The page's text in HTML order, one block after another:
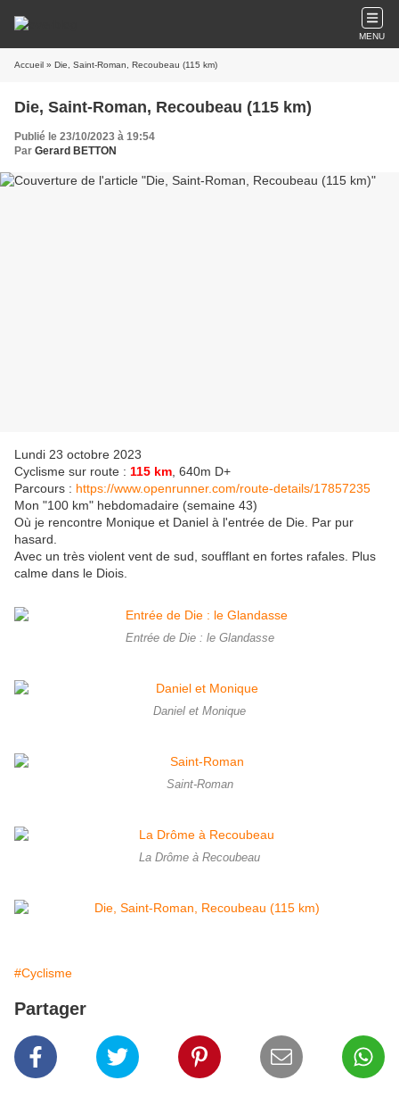
MENU
Accueil » Die, Saint-Roman, Recoubeau (115 km)
Die, Saint-Roman, Recoubeau (115 km)
Publié le 23/10/2023 à 19:54
Par Gerard BETTON
Lundi 23 octobre 2023
Cyclisme sur route : 115 km , 640m D+
Parcours : https://www.openrunner.com/route-details/17857235
Mon "100 km" hebdomadaire (semaine 43)
Où je rencontre Monique et Daniel à l'entrée de Die. Par pur
hasard.
Avec un très violent vent de sud, soufflant en fortes rafales. Plus
calme dans le Diois.
Entrée de Die : le Glandasse
Daniel et Monique
Saint-Roman
La Drôme à Recoubeau
#Cyclisme
Partager